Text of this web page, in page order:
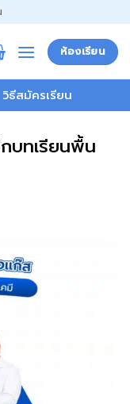
ห้องเรียน
วิธีสมัครเรียน
บทเรียนพื้น